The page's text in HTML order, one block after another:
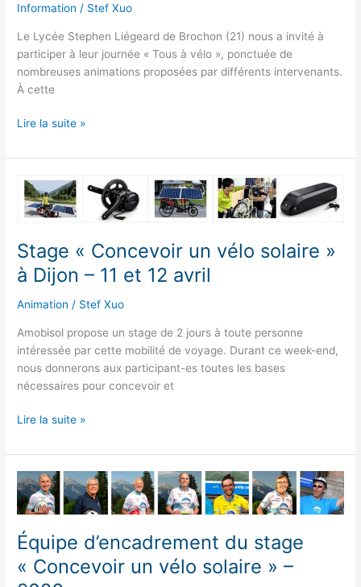
Information / Stef Xuo
Le Lycée Stephen Liégeard de Brochon (21) nous a invité à
participer à leur journée « Tous à vélo », ponctuée de
nombreuses animations proposées par différents intervenants.
À cette
Journée
à
! »
au
de
Brochon
(21)
Lire la suite »
Stage « Concevoir un vélo solaire »
à Dijon – 11 et 12 avril
Animation / Stef Xuo
Amobisol propose un stage de 2 jours à toute personne
intéressée par cette mobilité de voyage. Durant ce week-end,
nous donnerons aux participant-es toutes les bases
nécessaires pour concevoir et
Stage
un
vélo
solaire »
à
–
11
Lire la suite »
Équipe d’encadrement du stage
« Concevoir un vélo solaire » –